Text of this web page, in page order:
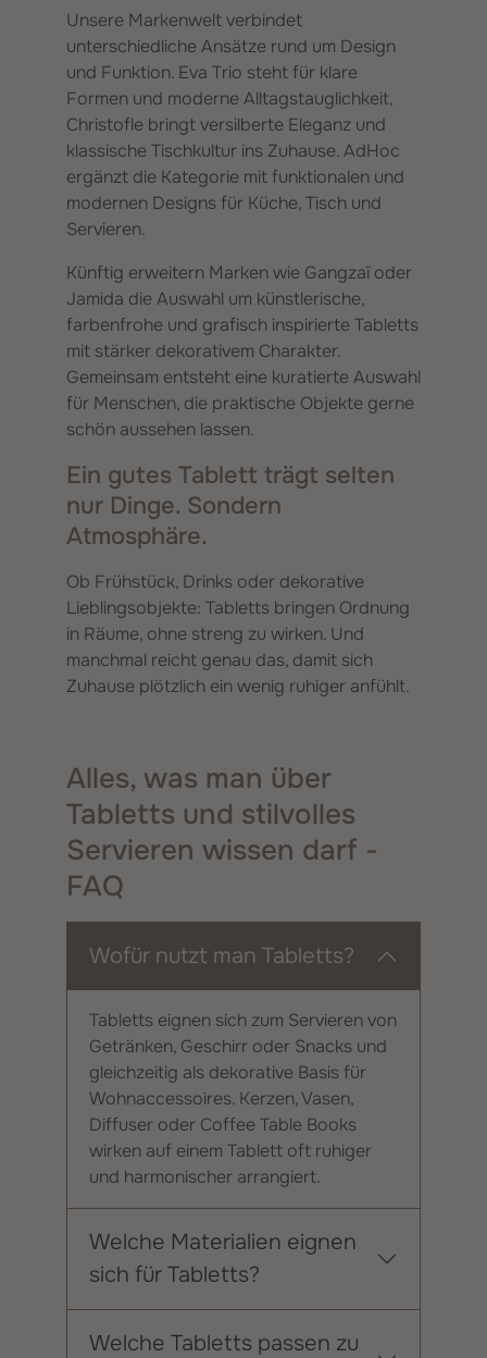
Unsere Markenwelt verbindet
unterschiedliche Ansätze rund um Design
und Funktion. Eva Trio steht für klare
Formen und moderne Alltagstauglichkeit,
Christofle bringt versilberte Eleganz und
klassische Tischkultur ins Zuhause. AdHoc
ergänzt die Kategorie mit funktionalen und
modernen Designs für Küche, Tisch und
Servieren.
Künftig erweitern Marken wie Gangzaï oder
Jamida die Auswahl um künstlerische,
farbenfrohe und grafisch inspirierte Tabletts
mit stärker dekorativem Charakter.
Gemeinsam entsteht eine kuratierte Auswahl
für Menschen, die praktische Objekte gerne
schön aussehen lassen.
Ein gutes Tablett trägt selten
nur Dinge. Sondern
Atmosphäre.
Ob Frühstück, Drinks oder dekorative
Lieblingsobjekte: Tabletts bringen Ordnung
in Räume, ohne streng zu wirken. Und
manchmal reicht genau das, damit sich
Zuhause plötzlich ein wenig ruhiger anfühlt.
Alles, was man über
Tabletts und stilvolles
Servieren wissen darf -
FAQ
Wofür nutzt man Tabletts?
Tabletts eignen sich zum Servieren von
Getränken, Geschirr oder Snacks und
gleichzeitig als dekorative Basis für
Wohnaccessoires. Kerzen, Vasen,
Diffuser oder Coffee Table Books
wirken auf einem Tablett oft ruhiger
und harmonischer arrangiert.
Welche Materialien eignen
sich für Tabletts?
Welche Tabletts passen zu